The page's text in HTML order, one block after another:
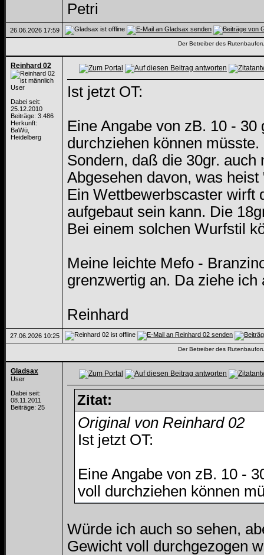
Petri
26.06.2026 17:59
Der Betreiber des
Reinhard 02
User
Dabei seit:
25.12.2010
Beiträge: 3.486
Herkunft:
BaWü,
Heidelberg
Ist jetzt OT:
Eine Angabe von zB. 10 -
durchziehen können müsste.
Sondern, daß die 30gr. auch
Abgesehen davon, was
Ein Wettbewerbscaster wirft
aufgebaut sein kann. Die
Bei einem solchen Wurfstil
Meine leichte Mefo -
grenzwertig an. Da ziehe
Reinhard
27.06.2026 10:25
Der Betreiber des
Gladsax
User
Dabei seit:
08.11.2011
Beiträge: 25
Zitat:
Original von Reinhard 02
Ist jetzt OT:
Eine Angabe von zB. 10 -
voll durchziehen können
Würde ich auch so sehen,
Gewicht voll durchgezogen